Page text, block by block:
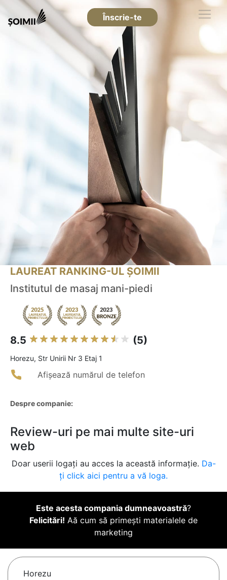
Înscrie-te
LAUREAT RANKING-UL ȘOIMII
Institutul de masaj mani-piedi
8.5 (5)
Horezu, Str Unirii Nr 3 Etaj 1
Afișează numărul de telefon
Despre companie:
Review-uri pe mai multe site-uri
web
Doar userii logați au acces la această informație. Da-
ți click aici pentru a vă loga.
Este acesta compania dumneavoastră?
Felicitări! Aă cum să primești materialele de
marketing
Horezu